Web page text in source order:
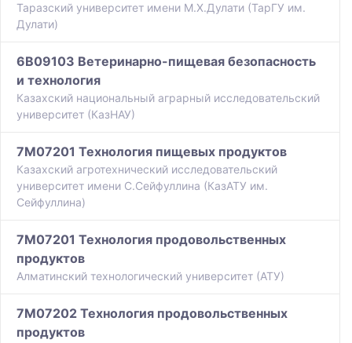
Таразский университет имени М.Х.Дулати (ТарГУ им.
Дулати)
6B09103 Ветеринарно-пищевая безопасность
и технология
Казахский национальный аграрный исследовательский
университет (КазНАУ)
7M07201 Технология пищевых продуктов
Казахский агротехнический исследовательский
университет имени С.Сейфуллина (КазАТУ им.
Сейфуллина)
7M07201 Технология продовольственных
продуктов
Алматинский технологический университет (АТУ)
7M07202 Технология продовольственных
продуктов